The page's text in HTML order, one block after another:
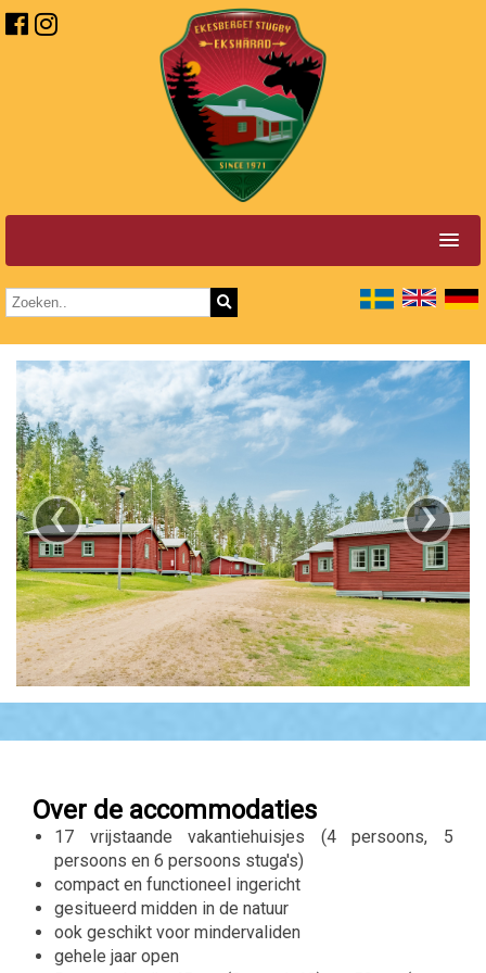
‹ ›
Over de accommodaties
17 vrijstaande vakantiehuisjes (4 persoons, 5
persoons en 6 persoons stuga's)
compact en functioneel ingericht
gesitueerd midden in de natuur
ook geschikt voor mindervaliden
gehele jaar open